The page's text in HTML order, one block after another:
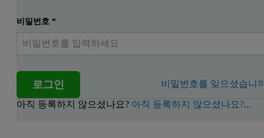
비밀번호*
로그인 비밀번호를 잊으셨습니
아직 등록하지 않으셨나요? 아직 등록하지 않으셨나요?...